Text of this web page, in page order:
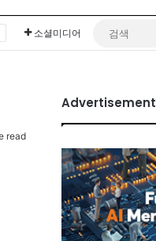
소셜미디어
read
Advertisement